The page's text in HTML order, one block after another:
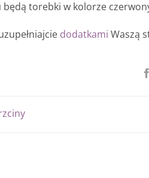
będą torebki w kolorze
dodatkami Waszą